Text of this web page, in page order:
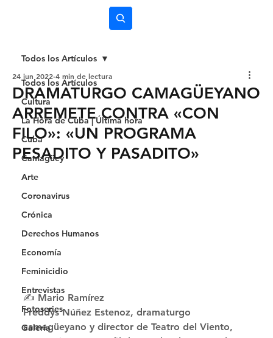
Todos los Artículos
Cultura
La Hora de Cuba | Última hora
Cuba
Camagüey
Arte
Coronavirus
Crónica
Derechos Humanos
Economía
Feminicidio
Entrevistas
Fotoseries
Galería
Todos los Artículos
DRAMATURGO CAMAGÜEYANO
ARREMETE CONTRA «CON
FILO»: «UN PROGRAMA
PESADITO Y PASADITO»
24 jun 2022 4 min de lectura
✍️ Mario Ramírez
Freddys Núñez Estenoz, dramaturgo
camagüeyano y director de Teatro del Viento,